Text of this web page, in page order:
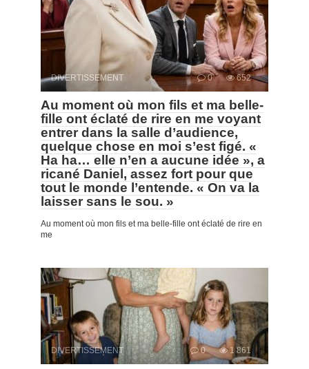
DIVERTISSEMENT 0 652
Au moment où mon fils et ma belle-
fille ont éclaté de rire en me voyant
entrer dans la salle d’audience,
quelque chose en moi s’est figé. «
Ha ha… elle n’en a aucune idée », a
ricané Daniel, assez fort pour que
tout le monde l’entende. « On va la
laisser sans le sou. »
Au moment où mon fils et ma belle-fille ont éclaté de rire en
me
DIVERTISSEMENT 0 1 861